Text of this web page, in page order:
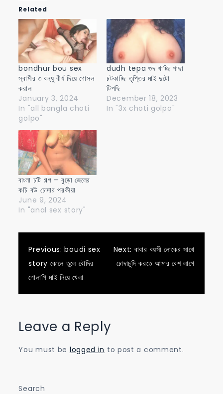
Related
bondhur bou sex
স্বামীর ৩ বন্ধু বীর্য দিয়ে গোসল
করাল
January 3, 2024
In "all bangla choti
golpo"
dudh tepa গুদ খাচ্ছি পাছা
চটকাচ্ছি তৃপ্তির মাই দুটো
টিপছি
December 18, 2023
In "3x choti golpo"
বাংলা চটি গল্প – বুড়ো জেলের
কচি বউ চোদার পরকীয়া
June 9, 2024
In "anal sex story"
Post
navigation
Previous: boudi sex
story কোলে তুলে বৌদির
গোলাপি মাই নিয়ে খেলা
Next: বাবার বয়সী লোকের সাথে
চোদাচুদি করতে আমার বেশ লাগে
Leave a Reply
You must be logged in to post a comment.
Search